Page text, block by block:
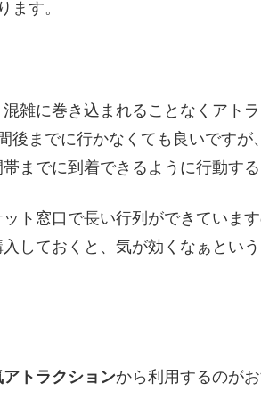
ます。
雑に巻き込まれることなくアト
後までに行かなくても良いですが、
までに到着できるように行動する
ト窓口で長い行列ができていま
しておくと、気が効くなぁとい
アトラクションから利用するのがお